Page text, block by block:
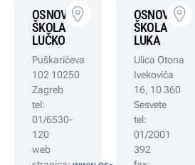
OSNOVNA
ŠKOLA
LUČKO
Puškarićeva
102 10250
Zagreb
tel:
01/6530-
120
web
OSNOVNA
ŠKOLA
LUKA
Ulica Otona
Ivekovića
16, 10 360
Sesvete
tel:
01/2001
392